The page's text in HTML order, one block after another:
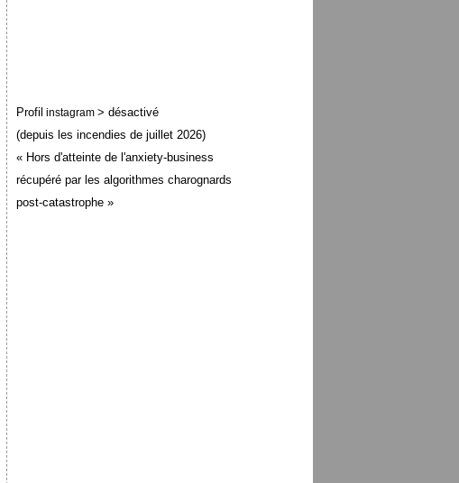
Profil instagram > désactivé
(depuis les incendies de juillet 2026)
« Hors d'atteinte de l'anxiety-business
récupéré par les algorithmes charognards
post-catastrophe »